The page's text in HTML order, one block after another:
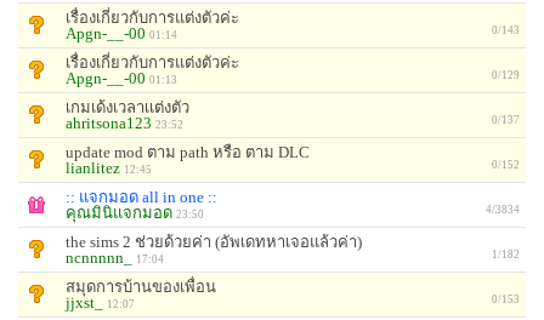
เรื่องเกี่ยวกับการแต่งตัวค่ะ
Apgn-__-00 01:14 0/143
เรื่องเกี่ยวกับการแต่งตัวค่ะ
Apgn-__-00 01:13 0/129
เกมเด้งเวลาเเต่งตัว
ahritsona123 23:52 0/137
update mod ตาม path หรือ ตาม DLC
lianlitez 12:45 0/152
:: แจกมอด all in one ::
คุณมินิแจกมอด 23:50 4/3834
the sims 2 ช่วยด้วยค่า (อัพเดทหาเจอแล้วค่า)
ncnnnnn_
17:04 1/182
สมุดการบ้านของเพื่อน
jjxst_
12:07 0/153